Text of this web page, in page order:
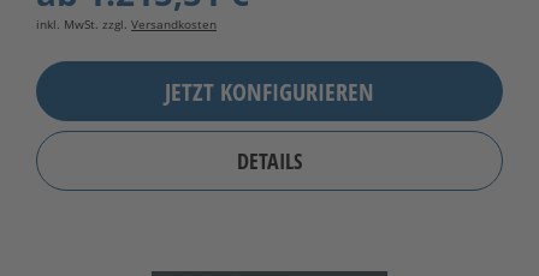
inkl. MwSt. zzgl. Versandkosten
JETZT KONFIGURIEREN
DETAILS